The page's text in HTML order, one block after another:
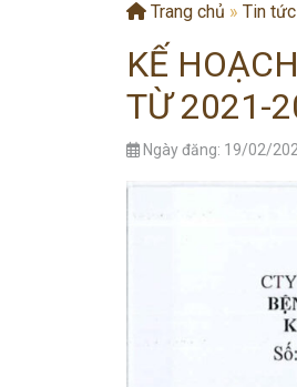
Trang chủ » Tin tức
KẾ
TỪ 2021-
Ngày đăng: 19/02/